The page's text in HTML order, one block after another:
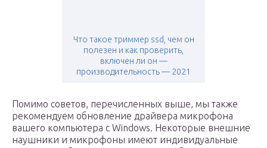
Что такое триммер ssd, чем он
полезен и как проверить,
включен ли он —
производительность — 2021
Помимо советов, перечисленных выше, мы также
рекомендуем обновление драйвера микрофона
вашего компьютера с Windows. Некоторые внешние
наушники и микрофоны имеют индивидуальные